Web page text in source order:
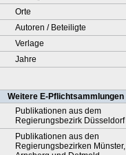
Orte
Autoren / Beteiligte
Verlage
Jahre
Weitere E-Pflichtsammlungen
Publikationen aus dem
Regierungsbezirk Düsseldorf
Publikationen aus den
Regierungsbezirken Münster,